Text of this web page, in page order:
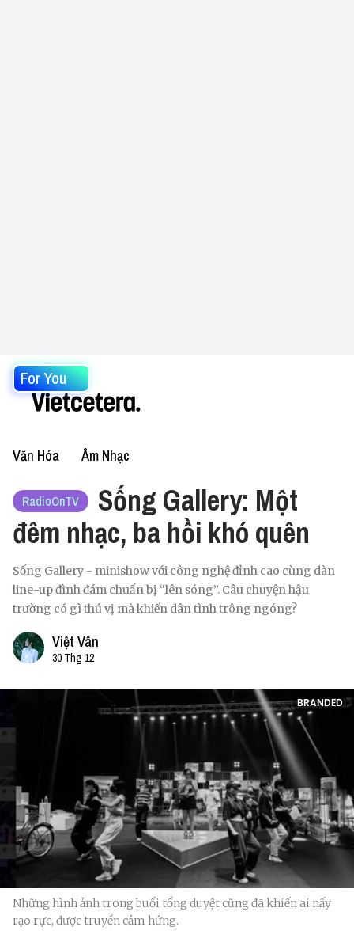
For You
Văn Hóa Âm Nhạc
RadioOnTV
Sống Gallery: Một
đêm nhạc, ba hồi khó quên
Sống Gallery - minishow với công nghệ đỉnh cao cùng dàn
line-up đình đám chuẩn bị “lên sóng”. Câu chuyện hậu
trường có gì thú vị mà khiến dân tình trông ngóng?
Việt Vân
30 Thg 12
BRANDED
Những hình ảnh trong buổi tổng duyệt cũng đã khiến ai nấy
rạo rực, được truyền cảm hứng.